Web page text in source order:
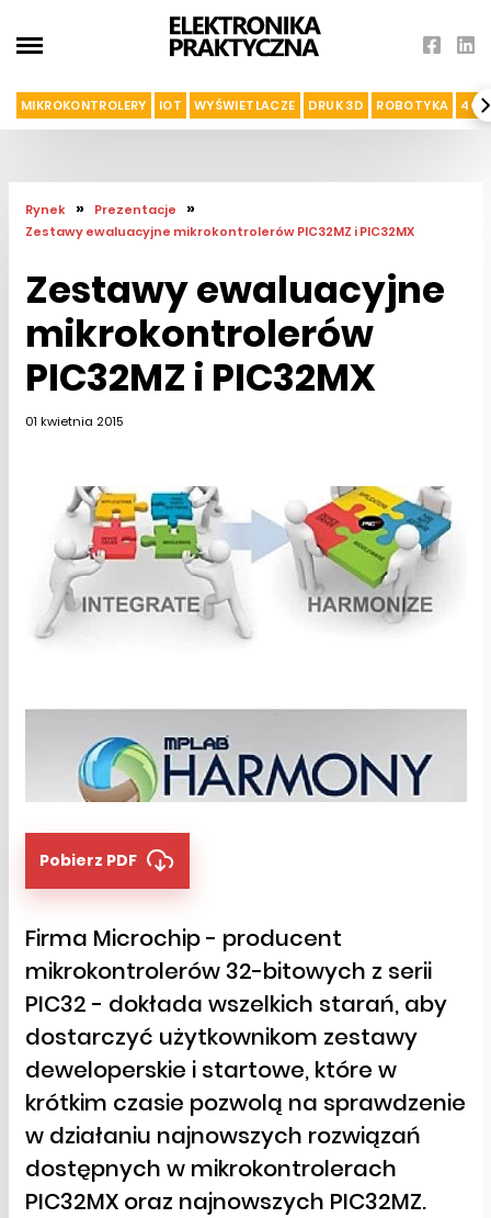
MIKROKONTROLERY IOT WYŚWIETLACZE DRUK 3D ROBOTYKA 4G I
Rynek » Prezentacje »
Zestawy ewaluacyjne mikrokontrolerów PIC32MZ i PIC32MX
Zestawy ewaluacyjne
mikrokontrolerów
PIC32MZ i PIC32MX
01 kwietnia 2015
Pobierz PDF
Firma Microchip - producent
mikrokontrolerów 32-bitowych z serii
PIC32 - dokłada wszelkich starań, aby
dostarczyć użytkownikom zestawy
deweloperskie i startowe, które w
krótkim czasie pozwolą na sprawdzenie
w działaniu najnowszych rozwiązań
dostępnych w mikrokontrolerach
PIC32MX oraz najnowszych PIC32MZ.